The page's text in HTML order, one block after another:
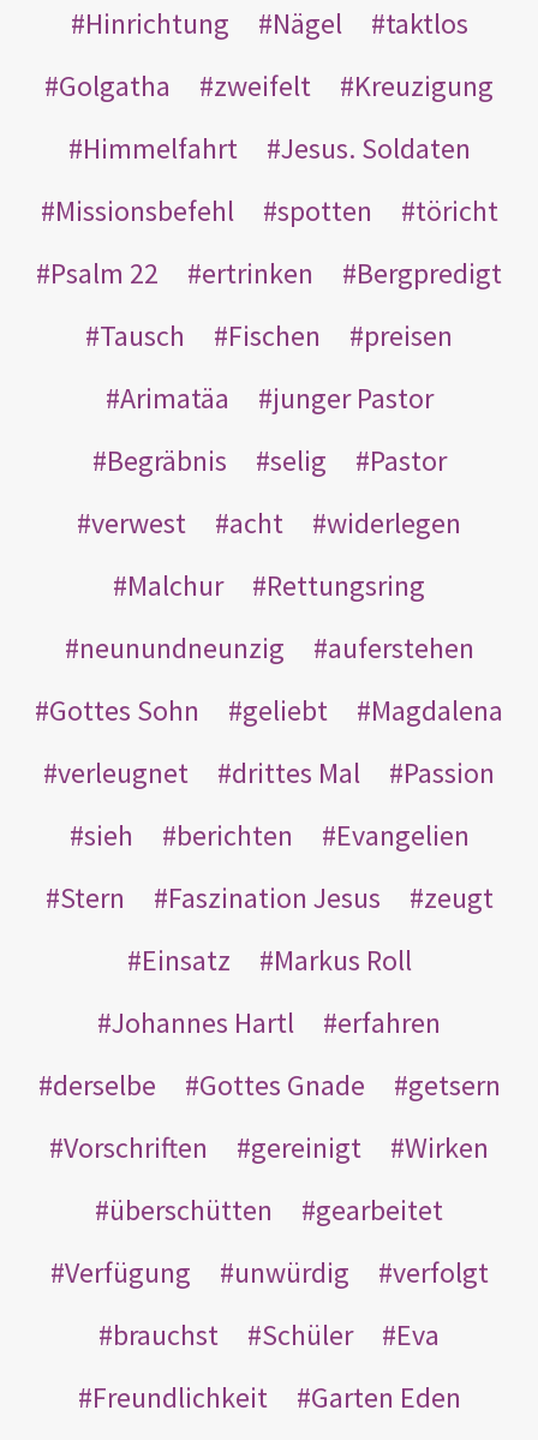
Hinrichtung
Nägel
taktlos
Golgatha
zweifelt
Kreuzigung
Himmelfahrt
Jesus. Soldaten
Missionsbefehl
spotten
töricht
Psalm 22
ertrinken
Bergpredigt
Tausch
Fischen
preisen
Arimatäa
junger Pastor
Begräbnis
selig
Pastor
verwest
acht
widerlegen
Malchur
Rettungsring
neunundneunzig
auferstehen
Gottes Sohn
geliebt
Magdalena
verleugnet
drittes Mal
Passion
sieh
berichten
Evangelien
Stern
Faszination Jesus
zeugt
Einsatz
Markus Roll
Johannes Hartl
erfahren
derselbe
Gottes Gnade
getsern
Vorschriften
gereinigt
Wirken
überschütten
gearbeitet
Verfügung
unwürdig
verfolgt
brauchst
Schüler
Eva
Freundlichkeit
Garten Eden